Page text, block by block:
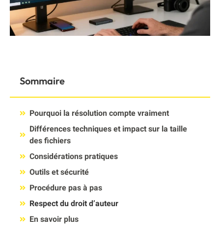
Sommaire
Pourquoi la résolution compte vraiment
Différences techniques et impact sur la taille
des fichiers
Considérations pratiques
Outils et sécurité
Procédure pas à pas
Respect du droit d’auteur
En savoir plus